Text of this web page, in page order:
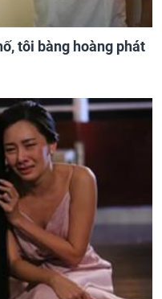
tôi bàng hoàng phát